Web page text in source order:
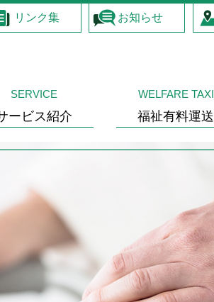
リンク集 お知らせ
SERVICE
ービス紹介
WELFARE TAXI
福祉有料運送